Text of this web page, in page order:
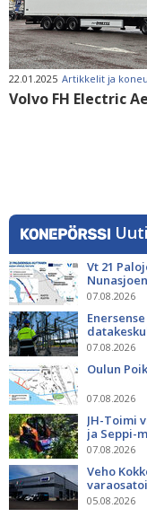
22.01.2025 Artikkelit ja
Volvo FH Electric
Vt 21
07.08.2026
07.08.2026
Oulun
07.08.2026
JH-Toimi
ja Seppi-
07.08.2026
Veho
05.08.2026